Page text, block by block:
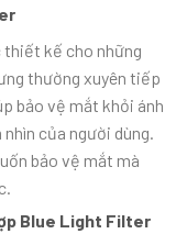
thiết kế cho những
thường xuyên tiếp
bảo vệ mắt khỏi ánh
của người dùng.
bảo vệ mắt mà
Blue Light Filter